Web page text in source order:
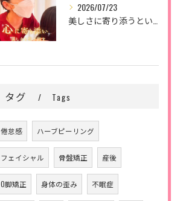
2026/07/23
タグ Tags
倦怠感 ハーブピーリング
フェイシャル 骨盤矯正 産後
O脚矯正 身体の歪み 不眠症